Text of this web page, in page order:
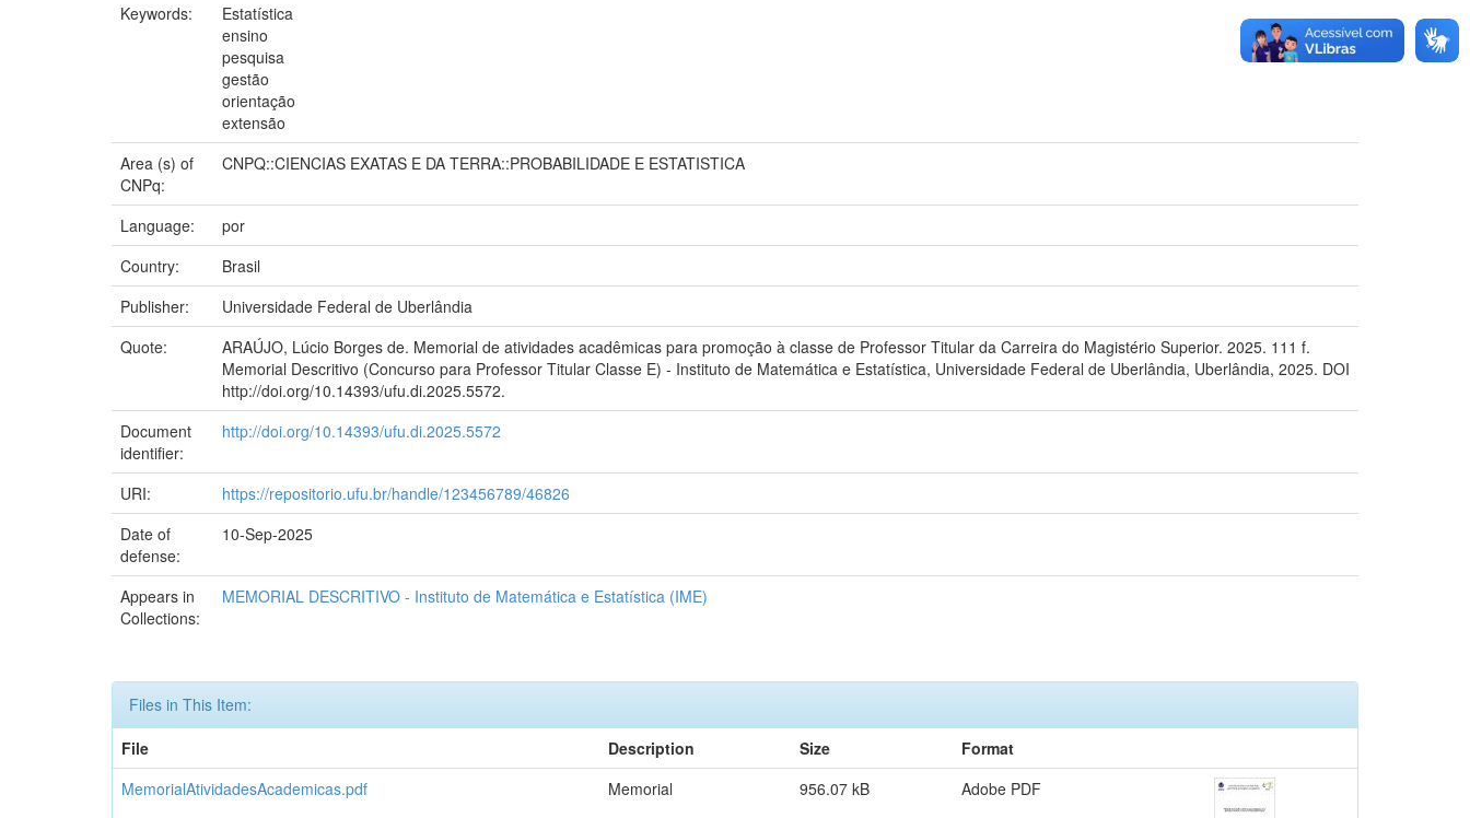
Keywords:
Estatística
ensino
pesquisa
gestão
orientação
extensão
Area (s) of
CNPq:
CNPQ::CIENCIAS EXATAS E DA TERRA::PROBABILIDADE E ESTATISTICA
Language:
por
Country:
Brasil
Publisher:
Universidade Federal de Uberlândia
Quote:
ARAÚJO, Lúcio Borges de. Memorial de atividades acadêmicas para promoção à classe de Professor Titular da Carreira do Magistério Superior. 2025. 111 f.
Memorial Descritivo (Concurso para Professor Titular Classe E) - Instituto de Matemática e Estatística, Universidade Federal de Uberlândia, Uberlândia, 2025. DOI
http://doi.org/10.14393/ufu.di.2025.5572.
Document
identifier:
http://doi.org/10.14393/ufu.di.2025.5572
URI:
https://repositorio.ufu.br/handle/123456789/46826
Date of
defense:
10-Sep-2025
Appears in
Collections:
MEMORIAL DESCRITIVO - Instituto de Matemática e Estatística (IME)
Files in This Item:
File
Description Size
Format
MemorialAtividadesAcademicas.pdf
Memorial 956.07 kB Adobe PDF